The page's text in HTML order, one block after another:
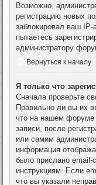
Возможно,
регистрацию новых
заблокировал ваш
пытаетесь
администратору
Вернуться к началу
Я только что
Сначала проверьте
Правильно ли вы их
что на нашем форуме
записи, после
или самим
информация
было прислано email-
инструкциям. Если
что вы указали